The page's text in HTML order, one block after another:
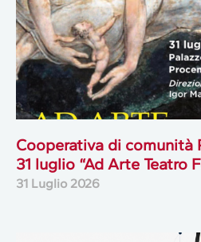
Cooperativa di comunità
31 luglio “Ad Arte Teatro
31 Luglio 2026